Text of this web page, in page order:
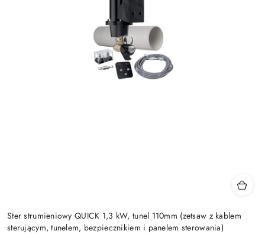
Ster strumieniowy QUICK 1,3 kW, tunel 110mm (zetsaw z kablem
sterującym, tunelem, bezpiecznikiem i panelem sterowania)